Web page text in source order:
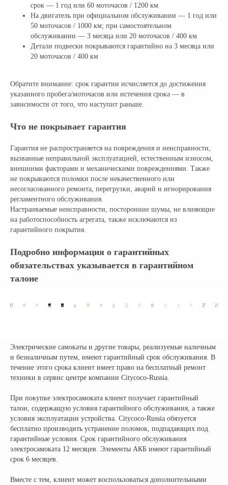
срок — 1 год или 60 моточасов / 1200 км
На двигатель при официальном обслуживании — 1 год или
50 моточасов / 1000 км; при самостоятельном
обслуживании — 3 месяца или 20 моточасов / 400 км
Детали подвески покрываются гарантийно на 3 месяца или
20 моточасов / 400 км
Обратите внимание: срок гарантии исчисляется до достижения
указанного пробега/моточасов или истечения срока — в
зависимости от того, что наступит раньше.
Что не покрывает гарантия
Гарантия не распространяется на повреждения и неисправности,
вызванные неправильной эксплуатацией, естественным износом,
внешними факторами и механическими повреждениями. Также
не покрываются поломки после некачественного или
несогласованного ремонта, перегрузки, аварий и игнорирования
регламентного обслуживания.
Настраиваемые неисправности, посторонние шумы, не влияющие
на работоспособность агрегата, также исключаются из
гарантийного покрытия.
Подробно информация о гарантийных
обязательствах указывается в гарантийном
талоне
Электрические самокаты и другие товары, реализуемые наличным
и безналичным путем, имеют гарантийный срок обслуживания. В
течение этого срока клиент имеет право на бесплатный ремонт
техники в сервис центре компании Citycoco-Russia.
При покупке электросамоката клиент получает гарантийный
талон, содержащую условия гарантийного обслуживания, а также
условия эксплуатации устройства. Citycoco-Russia обязуется
бесплатно производить устранение поломок, подпадающих под
гарантийные условия. Срок гарантийного обслуживания
электросамоката 12 месяцев. Элементы АКБ имеют гарантийный
срок 6 месяцев.
Вместе с тем, клиент может воспользоваться дополнительными
Главная Электроскутеры
Электровелосипеды
Электроквадроциклы
Грузовые электротрициклы
+ 7 (495) 320-95-25
по всей России
info@citycoco-russia.com
брендов электротранспорта
Гарантия
КОМПАНИЯ: